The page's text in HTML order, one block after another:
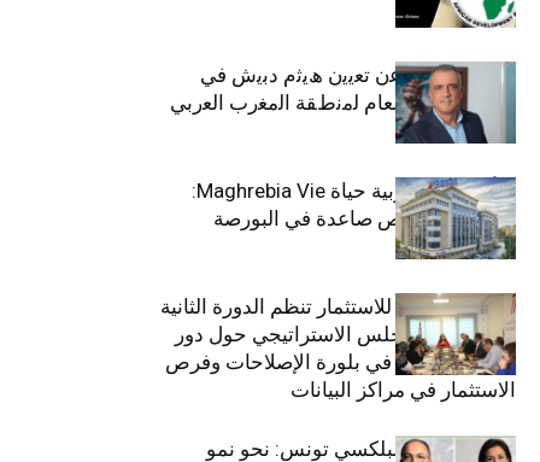
ﺗﯾﺗرا ﺑﺎك ﺗﻌﻠن ﻋن ﺗﻌﯾﯾن ھﯾﺛم دﺑﯾش ﻓﻲ
ﻣﻧﺻب اﻟﻣدﯾر اﻟﻌﺎم ﻟﻣﻧطﻘﺔ اﻟﻣﻐرب اﻟﻌرﺑﻲ
وﻏرب أﻓرﯾﻘﯾﺎ
التأمينات المغربية حياة Maghrebia Vie:
فاعل رائد بفرص صاعدة في البورصة
(+34.8%)
الهيئة التونسية للاستثمار تنظم الدورة الثانية
والعشرين للمجلس الاستراتيجي حول دور
القطاع الخاص في بلورة الإصلاحات وفرص
الاستثمار في مراكز البيانات
قيادة مزدوجة لبلكسي تونس: نحو نمو